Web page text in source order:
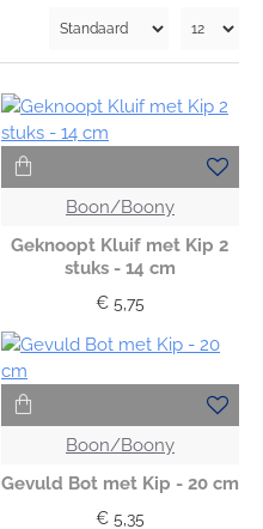
Boon/Boony
Geknoopt Kluif met Kip 2
stuks - 14 cm
€ 5,75
Boon/Boony
Gevuld Bot met Kip - 20 cm
€ 5,35